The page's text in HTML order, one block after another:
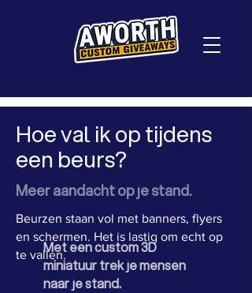
Hoe val ik op tijdens
een beurs?
Meer aandacht op je stand.
Beurzen staan vol met banners, flyers
en schermen. Het is lastig om echt op
te vallen.Met een custom 3D
miniatuur trek je mensen
naar je stand.